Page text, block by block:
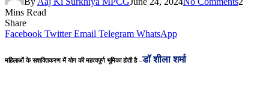
Mins Read
Share
Facebook Twitter Email Telegram WhatsApp
महिलाओं के सशक्तिकरण में योग की महत्वपूर्ण भूमिका होती है –डॉ शीला शर्मा